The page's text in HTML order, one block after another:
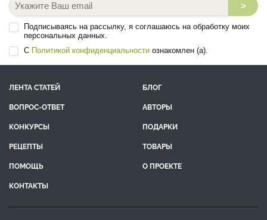
>
Подписываясь на рассылку, я соглашаюсь на обработку моих
персональных данных.
С Политикой конфиденциальности ознакомлен (а).
ЛЕНТА СТАТЕЙ
БЛОГ
ВОПРОС-ОТВЕТ
АВТОРЫ
КОНКУРСЫ
ПОДАРКИ
РЕЦЕПТЫ
ТОВАРЫ
ПОМОЩЬ
О ПРОЕКТЕ
КОНТАКТЫ